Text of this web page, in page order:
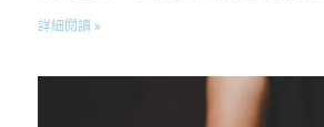
詳細閱讀 »